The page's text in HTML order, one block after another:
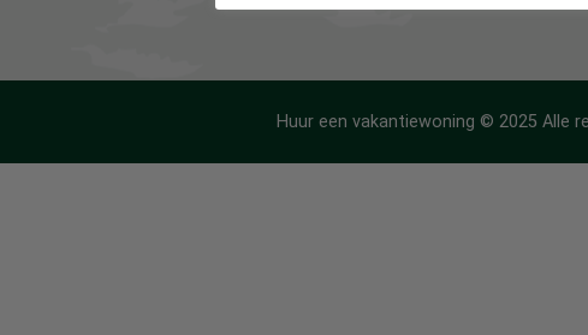
Huur een vakantiewoning © 2025 Alle